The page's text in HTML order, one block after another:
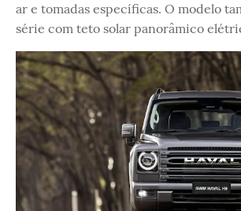
ar e tomadas específicas. O modelo
série com teto solar panorâmico